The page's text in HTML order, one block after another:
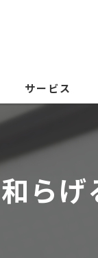
サービス
ら